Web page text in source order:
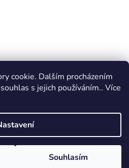
cookie. Dalším procházením
s jejich používáním.. Více
Souhlasím
Shoptet
. Všechna práva vyhrazena.